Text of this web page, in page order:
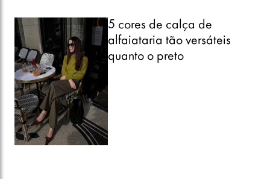
5 cores de calça de
alfaiataria tão versáteis
quanto o preto